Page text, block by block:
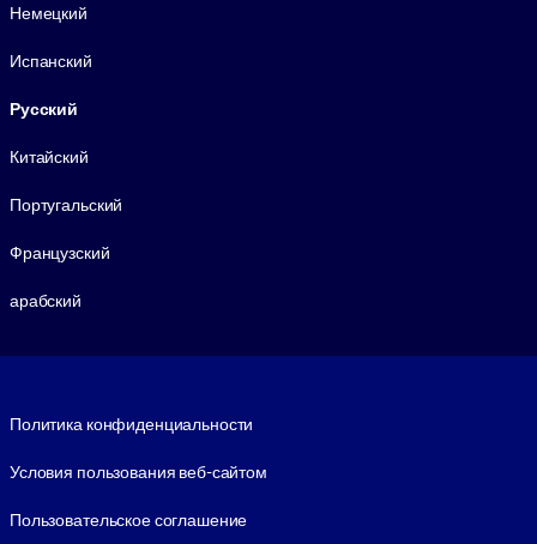
Немецкий
Испанский
Русский
Китайский
Португальский
Французский
арабский
Политика конфиденциальности
Условия пользования веб-сайтом
Пользовательское соглашение